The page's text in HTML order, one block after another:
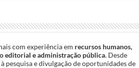
com experiência em recursos humanos,
editorial e administração pública. Desde
pesquisa e divulgação de oportunidades de